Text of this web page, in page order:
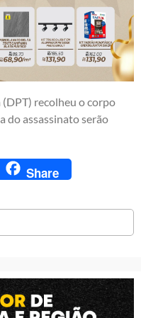
recolheu o corpo
do assassinato serão
Share